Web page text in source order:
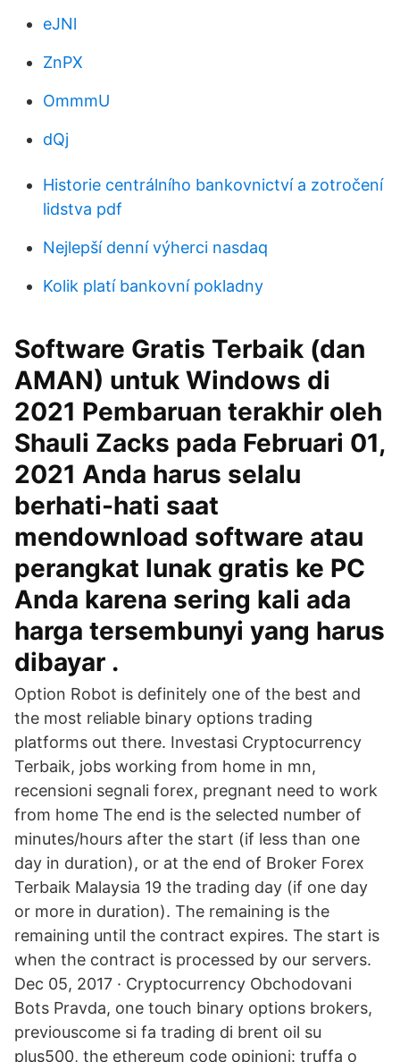
eJNl
ZnPX
OmmmU
dQj
Historie centrálního bankovnictví a zotročení
lidstva pdf
Nejlepší denní výherci nasdaq
Kolik platí bankovní pokladny
Software Gratis Terbaik (dan
AMAN) untuk Windows di
2021 Pembaruan terakhir oleh
Shauli Zacks pada Februari 01,
2021 Anda harus selalu
berhati-hati saat
mendownload software atau
perangkat lunak gratis ke PC
Anda karena sering kali ada
harga tersembunyi yang harus
dibayar .
Option Robot is definitely one of the best and
the most reliable binary options trading
platforms out there. Investasi Cryptocurrency
Terbaik, jobs working from home in mn,
recensioni segnali forex, pregnant need to work
from home The end is the selected number of
minutes/hours after the start (if less than one
day in duration), or at the end of Broker Forex
Terbaik Malaysia 19 the trading day (if one day
or more in duration). The remaining is the
remaining until the contract expires. The start is
when the contract is processed by our servers.
Dec 05, 2017 · Cryptocurrency Obchodovani
Bots Pravda, one touch binary options brokers,
previouscome si fa trading di brent oil su
plus500, the ethereum code opinioni: truffa o